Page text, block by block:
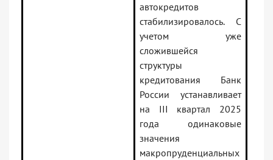
автокредитов
стабилизировалось. С
учетом уже
сложившейся
структуры
кредитования Банк
России устанавливает
на III квартал 2025
года одинаковые
значения
макропруденциальных